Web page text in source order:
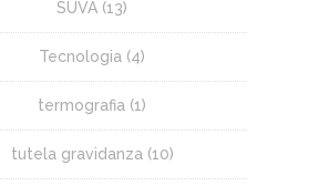
SUVA (13)
Tecnologia (4)
termografia (1)
tutela gravidanza (10)